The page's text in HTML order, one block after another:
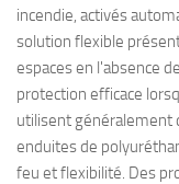
incendie, activés
solution flexible
espaces en l'absence
protection efficace
utilisent généralement
enduites de
feu et flexibilité. Des